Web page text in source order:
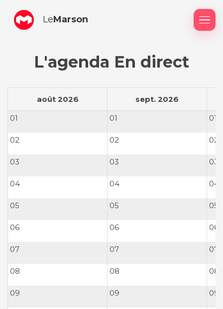
LeMarson
L'agenda En direct
août 2026
sept. 2026
01
02
03
04
05
06
07
08
09
01
02
03
04
05
06
07
08
09
01
02
03
04
05
06
07
08
09